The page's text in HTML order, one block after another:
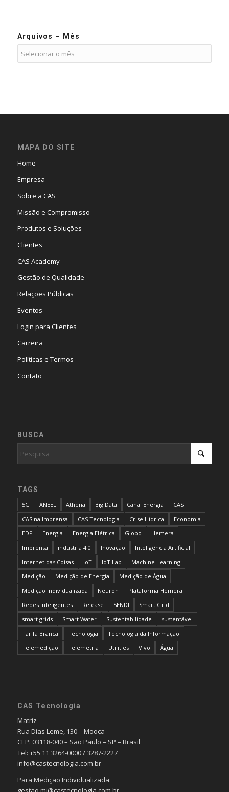
Arquivos – Mês
MAPA DO SITE
Home
Empresa
Sobre a CAS
Missão e Compromisso
Produtos e Soluções
Clientes
CAS Academy
Gestão de Qualidade
Relações Públicas
Eventos
Login para Clientes
Carreira
Políticas e Termos
Contato
BUSCA
TAGS
5G ANEEL Athena Big Data Canal Energia
CAS
CAS na Imprensa
CAS Tecnologia Crise Hídrica
Economia
EDP
Energia Energia Elétrica Globo
Hemera
Imprensa
indústria 4.0 Inovação
Inteligência Artificial
Internet das Coisas
IoT IoT Lab
Machine Learning
Medição
Medição de Energia
Medição de Água
Medição Individualizada
Neuron
Plataforma Hemera
Redes Inteligentes
Release SENDI
Smart Grid
smart grids
Smart Water Sustentabilidade
sustentável
Tarifa Branca
Tecnologia
Tecnologia da Informação
Telemedição
Telemetria Utilities Vivo Água
CAS Tecnologia
Matriz
Rua Dias Leme, 130 – Mooca
CEP: 03118-040 – São Paulo – SP – Brasil
Tel: +55 11 3264-0000 / 3287-2227
info@castecnologia.com.br
Para Medição Individualizada: